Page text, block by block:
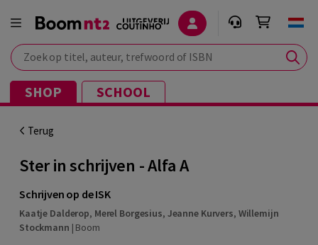
Zoek op titel, auteur, trefwoord of ISBN
SHOP SCHOOL
Terug
Ster in schrijven - Alfa A
Schrijven op de ISK
Kaatje Dalderop, Merel Borgesius, Jeanne Kurvers, Willemijn
Stockmann | Boom